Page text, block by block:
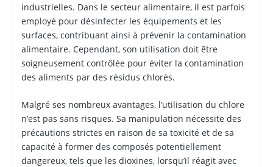
industrielles. Dans le secteur alimentaire, il est parfois
employé pour désinfecter les équipements et les
surfaces, contribuant ainsi à prévenir la contamination
alimentaire. Cependant, son utilisation doit être
soigneusement contrôlée pour éviter la contamination
des aliments par des résidus chlorés.
Malgré ses nombreux avantages, l’utilisation du chlore
n’est pas sans risques. Sa manipulation nécessite des
précautions strictes en raison de sa toxicité et de sa
capacité à former des composés potentiellement
dangereux, tels que les dioxines, lorsqu’il réagit avec